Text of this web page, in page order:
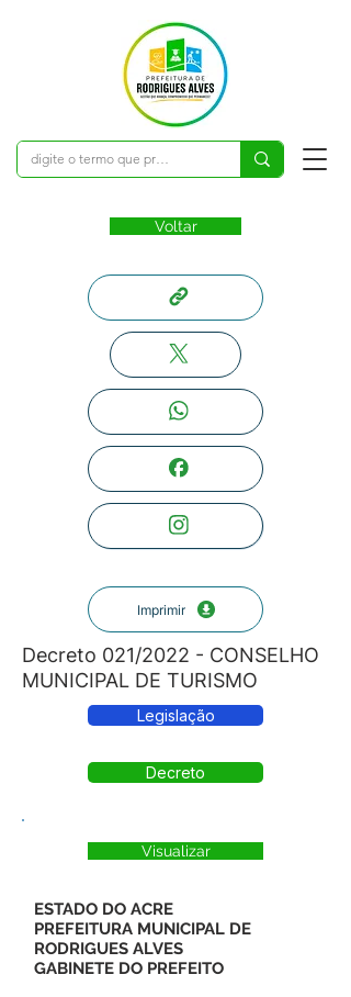
Voltar
Imprimir
Decreto 021/2022 - CONSELHO
MUNICIPAL DE TURISMO
Legislação
Decreto
Visualizar
ESTADO DO ACRE
PREFEITURA MUNICIPAL DE
RODRIGUES ALVES
GABINETE DO PREFEITO